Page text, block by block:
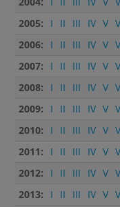
2005:
I II III IV V
2006:
I II III IV V
2007:
I II III IV V
2008:
I II III IV V
2009:
I II III IV V
2010:
I II III IV V
2011:
I II III IV V
2012:
I II III IV V
2013:
I II III IV V